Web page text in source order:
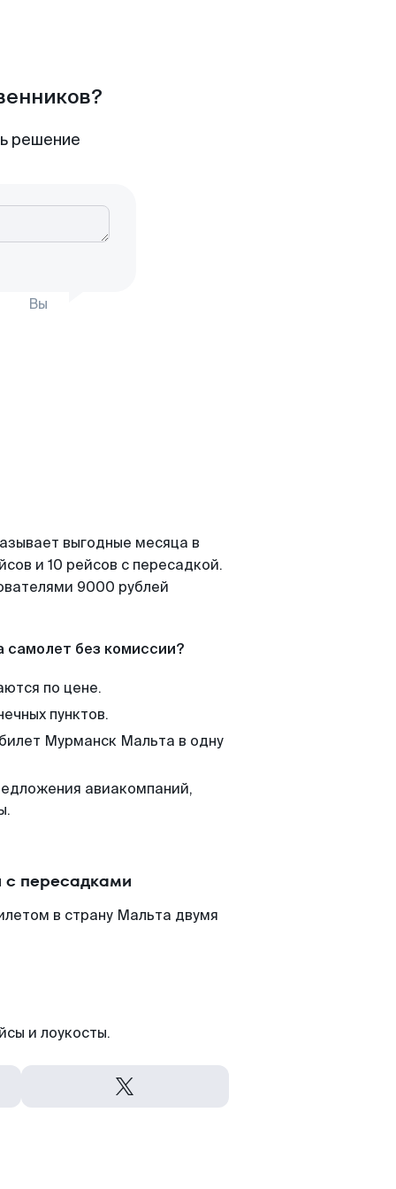
решение
Вы
выгодные месяца в
и 10 рейсов с пересадкой.
9000 рублей
самолет без комиссии?
по цене.
пунктов.
Мурманск Мальта в одну
авиакомпаний,
пересадками
в страну Мальта двумя
и лоукосты.